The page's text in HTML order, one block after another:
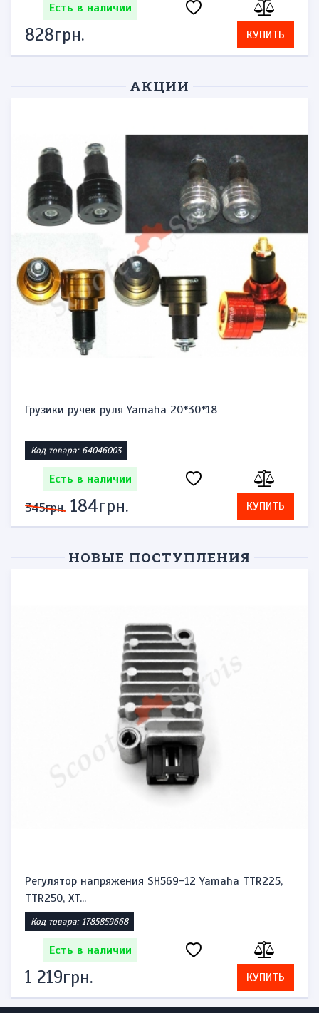
Есть в наличии
828грн. КУПИТЬ
АКЦИИ
Грузики ручек руля Yamaha 20*30*18
Код товара: 64046003
Есть в наличии
345грн. 184грн. КУПИТЬ
НОВЫЕ ПОСТУПЛЕНИЯ
Регулятор напряжения SH569-12 Yamaha TTR225,
TTR250, XT...
Код товара: 1785859668
Есть в наличии
1 219грн. КУПИТЬ